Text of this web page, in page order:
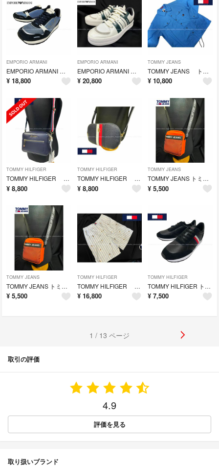
EMPORIO ARMANI
EMPORIO ARMANI エンポリオ・アルマーニ ビッグロゴ スニーカー
¥ 18,800
EMPORIO ARMANI
EMPORIO ARMANI エンポリオ・アルマーニ スニーカー(9)
¥ 20,800
TOMMY JEANS
TOMMY JEANS トミージーンズ コーチオーバーシャツ ジャケット (L
¥ 10,800
TOMMY HILFIGER
TOMMY HILFIGER トミーヒルフィガー ショルダーバッグ
¥ 8,800
TOMMY HILFIGER
TOMMY HILFIGER トミーヒルフィガー ショルダーバッグ
¥ 8,800
TOMMY JEANS
TOMMY JEANS トミージーンズ ショルダーバッグ/トミーヒルフィガー
¥ 5,500
TOMMY JEANS
TOMMY JEANS トミージーンズ ショルダーバッグ/トミーヒルフィガー
¥ 5,500
TOMMY HILFIGER
TOMMY HILFIGER トミーヒルフィガー×ディズニー ショートパンツ
¥ 16,800
TOMMY HILFIGER
TOMMY HILFIGER トミーヒルフィガー スニーカー(43)[12]
¥ 7,500
1 / 13 ページ
取引の評価
4.9
評価を見る
取り扱いブランド